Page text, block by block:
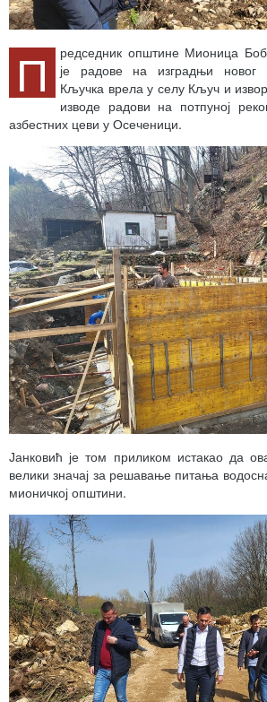
П
редседник општине Мионица
је радове на изградњи новог
Кључка врела у селу Кључ и
изводе радови на потпуној
азбестних цеви у Осеченици.
Јанковић је том приликом истакао да
велики значај за решавање питања
мионичкој општини.